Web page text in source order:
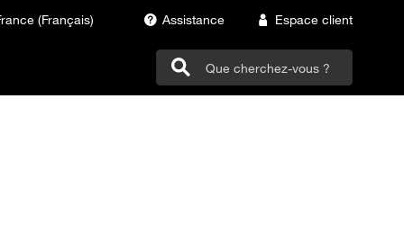
(Français) Assistance Espace client